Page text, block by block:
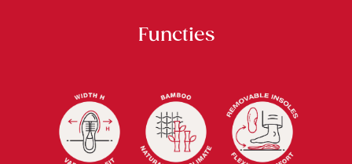
Functies